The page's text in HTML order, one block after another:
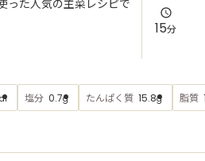
合わせ
とは
15分
塩分 0.7g たんぱく質 15.8g 脂質